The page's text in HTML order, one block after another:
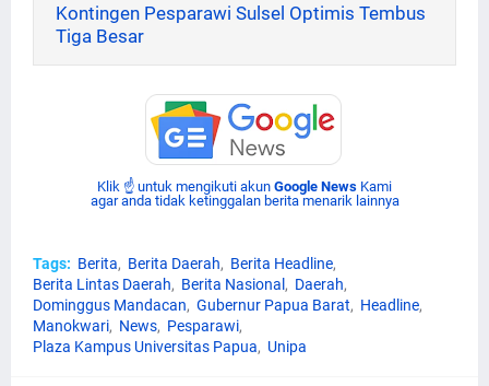
Kontingen Pesparawi Sulsel Optimis Tembus
Tiga Besar
Klik ☝ untuk mengikuti akun Google News Kami
agar anda tidak ketinggalan berita menarik lainnya
Tags: Berita Berita Daerah
Berita Headline
Berita Lintas Daerah
Berita Nasional
Daerah
Dominggus Mandacan
Gubernur Papua Barat
Headline
Manokwari
News
Pesparawi
Plaza Kampus Universitas Papua
Unipa